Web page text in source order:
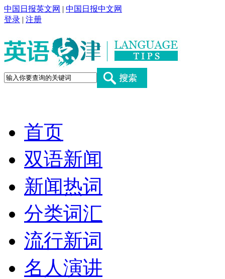
中国日报英文网 | 中国日报中文网
登录 | 注册
首页
双语新闻
新闻热词
分类词汇
流行新词
名人演讲